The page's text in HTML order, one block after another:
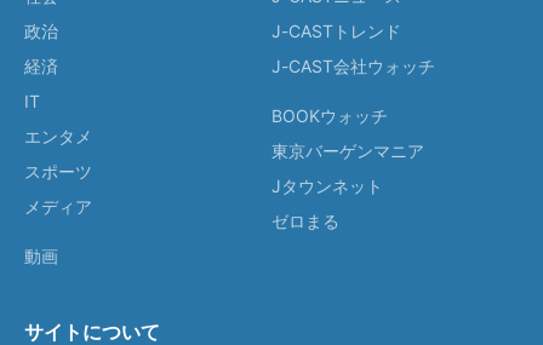
政治
経済
IT
エンタメ
スポーツ
メディア
動画
J-CASTトレンド
J-CAST会社ウォッチ
BOOKウォッチ
東京バーゲンマニア
Jタウンネット
ゼロまる
サイトについて